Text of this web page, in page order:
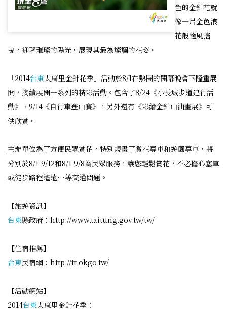
色的金針花就
像一片金色浪
花般隨風搖
曳，迎著璀璨的陽光，展現其最為燦爛的花姿。
「2014台東太麻里金針花季」活動於8/1在熱鬧的開幕晚會下隆重展
開，接續展開一系列的精彩活動。包含了8/24《小長城步道建行活
動》、9/14《自行車登山賽》，另外還有《彩繪金針山油畫展》可
供欣賞。
主辦單位為了方便民眾賞花，特別規畫了賞花專車和遊園專車，將
分別於8/1-9/12和8/1-9/8為民眾服務，讓您輕鬆賞花，不必擔心塞車
或徒步路程遙遠…等交通問題。
【旅遊資訊】
台東縣政府：http://www.taitung.gov.tw/tw/
【住宿推薦】
台東民宿網：http://tt.okgo.tw/
【活動網站】
2014台東太麻里金針花季：